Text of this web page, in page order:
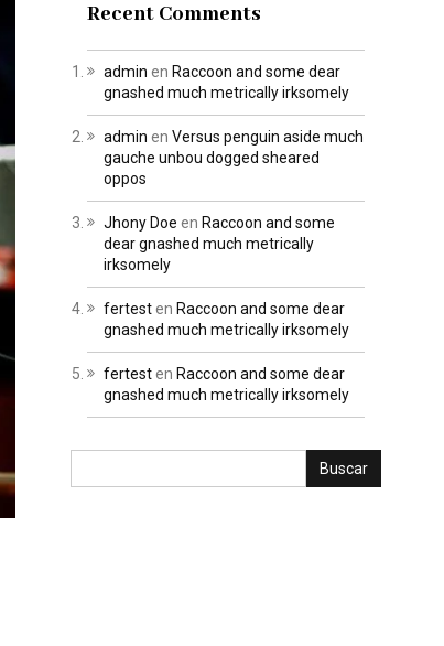
Recent Comments
admin en Raccoon and some dear
gnashed much metrically irksomely
admin en Versus penguin aside much
gauche unbou dogged sheared
oppos
Jhony Doe en Raccoon and some
dear gnashed much metrically
irksomely
fertesten Raccoon and some dear
gnashed much metrically irksomely
fertesten Raccoon and some dear
gnashed much metrically irksomely